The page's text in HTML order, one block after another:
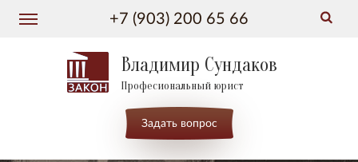
+7 (903) 200 65 66
Владимир Сундаков
Професиональный юрист
Задать вопрос